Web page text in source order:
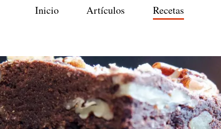
usuario
Navegación
Inicio Artículos Recetas